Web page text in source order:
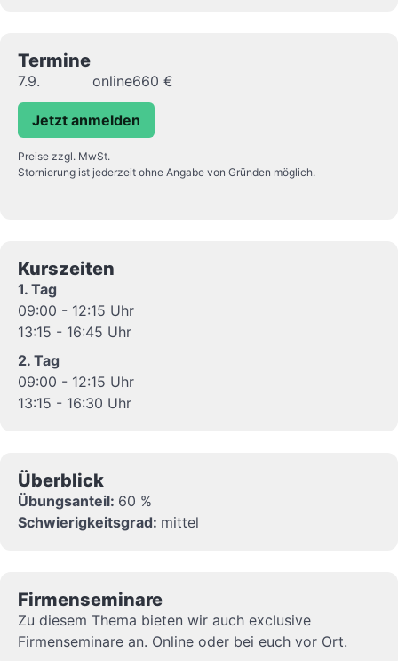
Termine
7.9. online660 €
Jetzt anmelden
Preise zzgl. MwSt.
Stornierung ist jederzeit ohne Angabe von Gründen möglich.
Kurszeiten
1. Tag
09:00 - 12:15 Uhr
13:15 - 16:45 Uhr
2. Tag
09:00 - 12:15 Uhr
13:15 - 16:30 Uhr
Überblick
Übungsanteil: 60 %
Schwierigkeitsgrad: mittel
Firmenseminare
Zu diesem Thema bieten wir auch exclusive
Firmenseminare an. Online oder bei euch vor Ort.